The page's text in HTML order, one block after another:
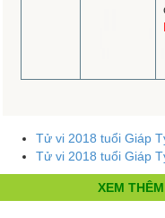
Tử vi 2018 tuổi Giáp
Tử vi 2018 tuổi Giáp
XEM